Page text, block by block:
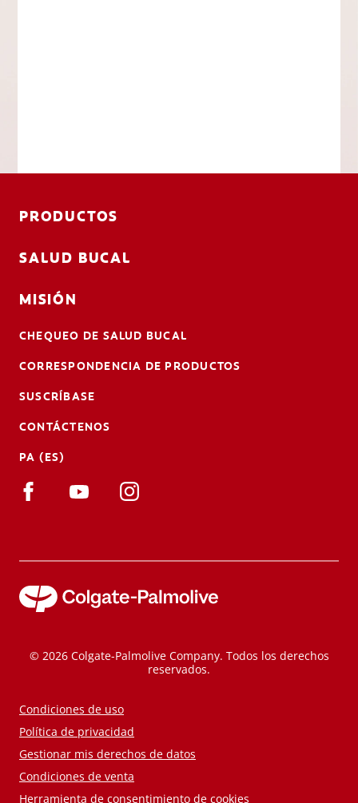
PRODUCTOS
SALUD BUCAL
MISIÓN
CHEQUEO DE SALUD BUCAL
CORRESPONDENCIA DE PRODUCTOS
SUSCRÍBASE
CONTÁCTENOS
PA (ES)
© 2026 Colgate-Palmolive Company. Todos los derechos
reservados.
Condiciones de uso
Política de privacidad
Gestionar mis derechos de datos
Condiciones de venta
Herramienta de consentimiento de cookies